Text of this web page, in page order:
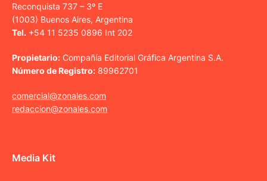
Reconquista 737 – 3º E
(1003) Buenos Aires, Argentina
Tel. +54 11 5235 0896 Int 202
Propietario: Compañía Editorial Gráfica Argentina S.A.
Número de Registro: 89962701
comercial@zonales.com
redaccion@zonales.com
Media Kit